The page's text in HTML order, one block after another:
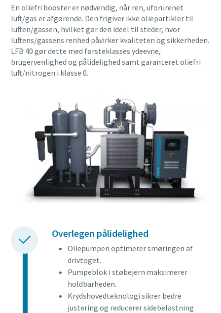
En oliefri booster er nødvendig, når ren, uforurenet
luft/gas er afgørende. Den frigiver ikke oliepartikler til
luften/gassen, hvilket gør den ideel til steder, hvor
luftens/gassens renhed påvirker kvaliteten og sikkerheden.
LFB 40 gør dette med førsteklasses ydeevne,
brugervenlighed og pålidelighed samt garanteret oliefri
luft/nitrogen i klasse 0.
Overlegen pålidelighed
Oliepumpen optimerer smøringen af
drivtoget.
Pumpeblok i støbejern maksimerer
holdbarheden.
Krydshovedteknologi sikrer bedre
justering og reducerer sidebelastning